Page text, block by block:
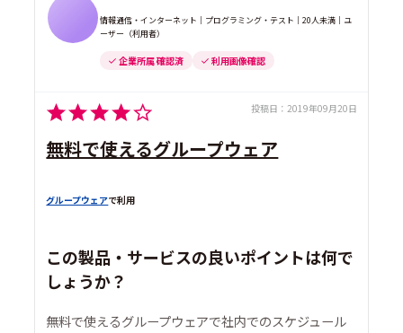
情報通信・インターネット｜プログラミング・テスト｜20人未満｜ユ
ーザー（利用者）
企業所属 確認済 利用画像確認
投稿日： 2019年09月20日
無料で使えるグループウェア
グループウェアで利用
この製品・サービスの良いポイントは何で
しょうか？
無料で使えるグループウェアで社内でのスケジュール